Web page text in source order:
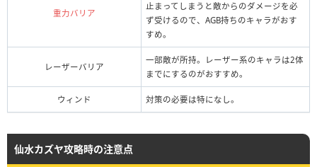
重力バリア
止まってしまうと敵からのダメージを必
ず受けるので、AGB持ちのキャラがおす
すめ。
レーザーバリア
一部敵が所持。レーザー系のキャラは2体
までにするのがおすすめ。
ウィンド 対策の必要は特になし。
仙水カズヤ攻略時の注意点